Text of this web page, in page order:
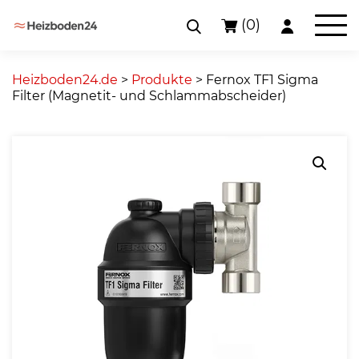
content
(0)
Heizboden24.de > Produkte > Fernox TF1 Sigma
Filter (Magnetit- und Schlammabscheider)